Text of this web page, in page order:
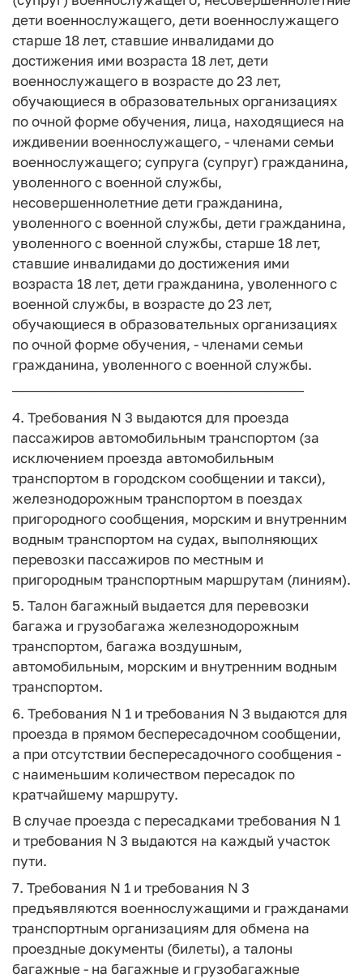
дети военнослужащего, дети военнослужащего
старше 18 лет, ставшие инвалидами до
достижения ими возраста 18 лет, дети
военнослужащего в возрасте до 23 лет,
обучающиеся в образовательных организациях
по очной форме обучения, лица, находящиеся на
иждивении военнослужащего, - членами семьи
военнослужащего; супруга (супруг) гражданина,
уволенного с военной службы,
несовершеннолетние дети гражданина,
уволенного с военной службы, дети гражданина,
уволенного с военной службы, старше 18 лет,
ставшие инвалидами до достижения ими
возраста 18 лет, дети гражданина, уволенного с
военной службы, в возрасте до 23 лет,
обучающиеся в образовательных организациях
по очной форме обучения, - членами семьи
гражданина, уволенного с военной службы.
──────────────────────────────
4. Требования N 3 выдаются для проезда
пассажиров автомобильным транспортом (за
исключением проезда автомобильным
транспортом в городском сообщении и такси),
железнодорожным транспортом в поездах
пригородного сообщения, морским и внутренним
водным транспортом на судах, выполняющих
перевозки пассажиров по местным и
пригородным транспортным маршрутам (линиям).
5. Талон багажный выдается для перевозки
багажа и грузобагажа железнодорожным
транспортом, багажа воздушным,
автомобильным, морским и внутренним водным
транспортом.
6. Требования N 1 и требования N 3 выдаются для
проезда в прямом беспересадочном сообщении,
а при отсутствии беспересадочного сообщения -
с наименьшим количеством пересадок по
кратчайшему маршруту.
В случае проезда с пересадками требования N 1
и требования N 3 выдаются на каждый участок
пути.
7. Требования N 1 и требования N 3
предъявляются военнослужащими и гражданами
транспортным организациям для обмена на
проездные документы (билеты), а талоны
багажные - на багажные и грузобагажные